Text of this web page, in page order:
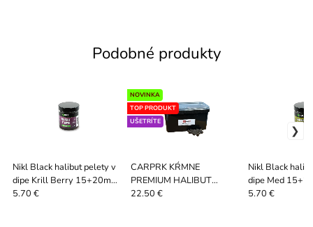
Podobné produkty
Nikl Black halibut pelety v
dipe Krill Berry 15+20mm,
250ml
5.70 €
CARPRK KŔMNE
PREMIUM HALIBUT
PELETY KRMNÉ 20MM bez
NOVINKA
TOP PRODUKT
UŠETRÍTE
22.50 €
Nikl Black
dipe Med
250ml
5.70 €